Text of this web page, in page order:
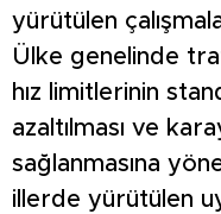
yürütülen
Ülke genelinde
hız limitlerinin
azaltılması ve
sağlanmasına
illerde yürütülen